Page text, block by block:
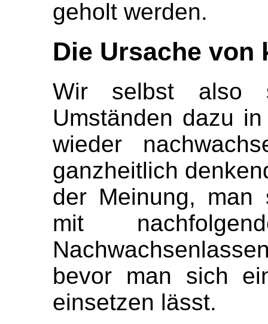
geholt werden.
Die Ursache von
Wir selbst also
Umständen dazu
wieder
ganzheitlich
der Meinung, man
mit
bevor man sich
einsetzen lässt.